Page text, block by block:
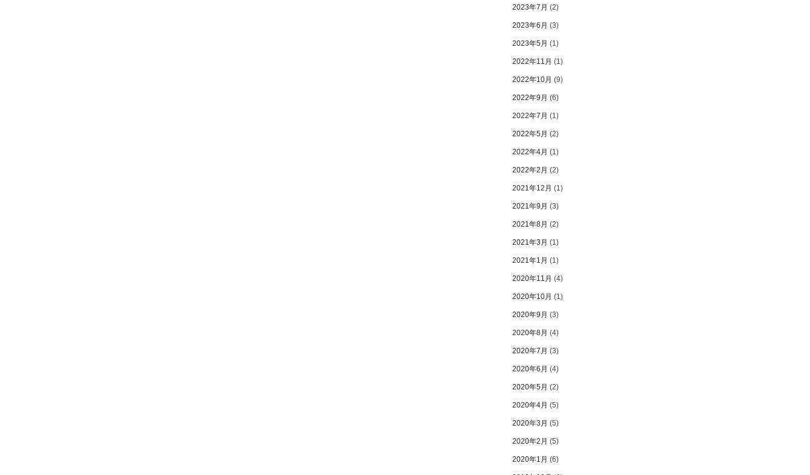
2023年7月 (2)
2023年6月 (3)
2023年5月 (1)
2022年11月 (1)
2022年10月 (9)
2022年9月 (6)
2022年7月 (1)
2022年5月 (2)
2022年4月 (1)
2022年2月 (2)
2021年12月 (1)
2021年9月 (3)
2021年8月 (2)
2021年3月 (1)
2021年1月 (1)
2020年11月 (4)
2020年10月 (1)
2020年9月 (3)
2020年8月 (4)
2020年7月 (3)
2020年6月 (4)
2020年5月 (2)
2020年4月 (5)
2020年3月 (5)
2020年2月 (5)
2020年1月 (6)